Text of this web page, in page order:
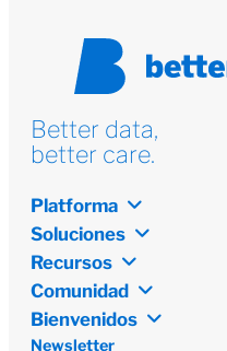
Better data,
better care.
Platforma
Soluciones
Recursos
Comunidad
Bienvenidos
Newsletter